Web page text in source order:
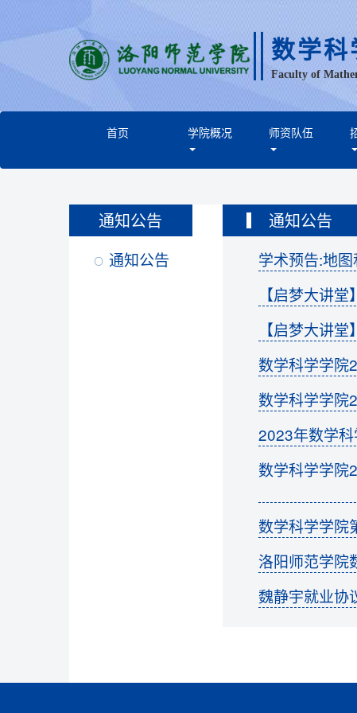
数学
Faculty of
首页 学院概况 师资队伍
通知公告
通知公告
通知公告
学术预告:地
【启梦大讲
【启梦大讲
数学科学学
数学科学学院
2023年数学
数学科学学院
数学科学学院
洛阳师范学院
魏静宇就业协